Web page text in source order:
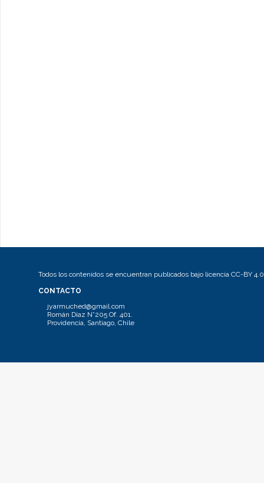
Todos los contenidos se encuentran publicados bajo licencia CC-BY 4.0
CONTACTO
jyarmuched@gmail.com
Román Díaz N°205 Of. 401.
Providencia, Santiago, Chile